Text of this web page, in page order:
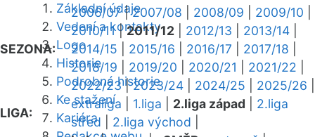
Základní údaje
Vedení a kontakty
Logo
Historie
Podrobná historie
Ke stažení
Kariéra
SEZONA:
2006/07|2007/08 2008/09 2009/10
2010/11|2011/12 2012/13 2013/14
2014/15
2015/16 2016/17 2017/18
2018/19
2019/20 2020/21 2021/22
2022/23|2023/24 2024/25 2025/26
LIGA:
extraliga 1.liga 2.liga západ
2.liga
střed
2.liga východ